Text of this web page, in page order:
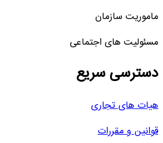
ماموریت سازمان
مسئولیت های اجتماعی
دسترسی سریع
هیات های تجاری
قوانین و مقررات